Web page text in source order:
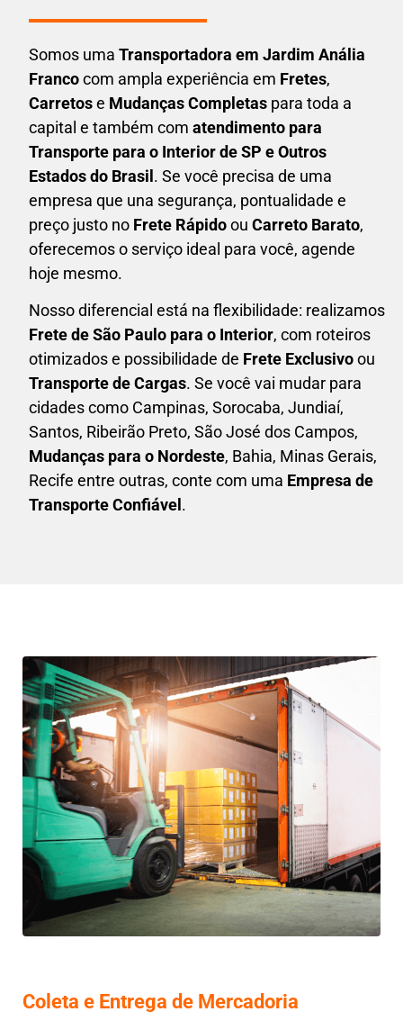
Somos uma Transportadora em Jardim Anália
Francocom ampla experiência em Fretes,
Carretose Mudanças Completas para toda a
capital e também com atendimento para
Transporte para o Interior de SP e Outros
Estados do Brasil . Se você precisa de uma
empresa que una segurança, pontualidade e
preço justo no Frete Rápidoou Carreto Barato,
oferecemos o serviço ideal para você, agende
hoje mesmo.
Nosso diferencial está na flexibilidade: realizamos
Frete de São Paulo para o Interior, com roteiros
otimizados e possibilidade de Frete Exclusivoou
Transporte de Cargas. Se você vai mudar para
cidades como Campinas, Sorocaba, Jundiaí,
Santos, Ribeirão Preto, São José dos Campos,
Mudanças para o Nordeste, Bahia, Minas Gerais,
Recife entre outras, conte com uma Empresa de
Transporte Confiável .
Coleta e Entrega de Mercadoria